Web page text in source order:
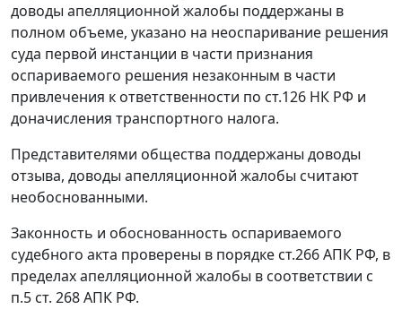
доводы апелляционной жалобы поддержаны в
полном объеме, указано на неоспаривание решения
суда первой инстанции в части признания
оспариваемого решения незаконным в части
привлечения к ответственности по ст.126 НК РФ и
доначисления транспортного налога.
Представителями общества поддержаны доводы
отзыва, доводы апелляционной жалобы считают
необоснованными.
Законность и обоснованность оспариваемого
судебного акта проверены в порядке ст.266АПК РФ, в
пределах апелляционной жалобы в соответствии с
п.5 ст. 268АПК РФ.